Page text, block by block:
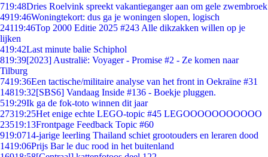
719:48Dries Roelvink spreekt vakantieganger aan om gele zwembroek
4919:46Woningtekort: dus ga je woningen slopen, logisch
24119:46Top 2000 Editie 2025 #243 Alle dikzakken willen op je
lijken
419:42Last minute balie Schiphol
819:39[2023] Australië: Voyager - Promise #2 - Ze komen naar
Tilburg
7419:36Een tactische/militaire analyse van het front in Oekraïne #31
14819:32[SBS6] Vandaag Inside #136 - Boekje pluggen.
519:29Ik ga de fok-toto winnen dit jaar
27319:25Het enige echte LEGO-topic #45 LEGOOOOOOOOOOO
23519:13Frontpage Feedback Topic #60
919:0714-jarige leerling Thailand schiet grootouders en leraren dood
1419:06Prijs Bar le duc rood in het buitenland